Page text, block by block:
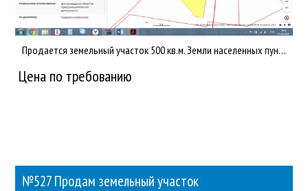
Продается земельный участок 500 кв.м. Земли населенных пунктов. Для размещения объектов предпринимательской де...
Цена по требованию
№527 Продам земельный участок